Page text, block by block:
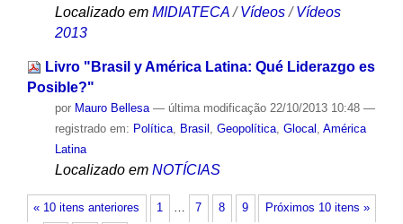
Localizado em MIDIATECA /Vídeos /Vídeos
2013
Livro "Brasil y América Latina: Qué Liderazgo es
Posible?"
por Mauro Bellesa — última modificação22/10/2013 10:48 —
registrado em: Política, Brasil , Geopolítica, Glocal , América
Latina
Localizado em NOTÍCIAS
« 10 itens anteriores Próximos 10 itens »
1 … 7 8 9